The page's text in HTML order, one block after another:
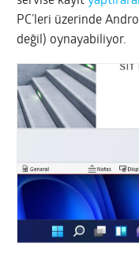
PC’leri üzerinde
değil) oynayabiliyor.